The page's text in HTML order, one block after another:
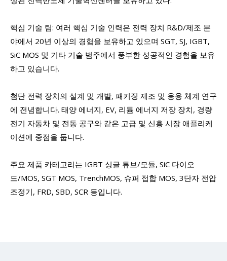
핵심 기술 팀: 여러 핵심 기술 인력은 전력 장치 R&D/제조 분
야에서 20년 이상의 경험을 보유하고 있으며 SGT, SJ, IGBT,
SiC MOS 및 기타 기술 범주에서 풍부한 성공적인 경험을 보유
하고 있습니다.
첨단 전력 장치의 설계 및 개발, 패키징 제조 및 응용 체계 연구
에 전념합니다. 태양 에너지, EV, 리튬 에너지 저장 장치, 경량
전기 자동차 및 전동 공구와 같은 고급 및 신흥 시장 애플리케
이션에 중점을 둡니다.
주요 제품 카테고리는 IGBT 싱글 튜브/모듈, SiC 다이오
드/MOS, SGT MOS, TrenchMOS, 슈퍼 접합 MOS, 3단자 전압
조정기, FRD, SBD, SCR 등입니다.